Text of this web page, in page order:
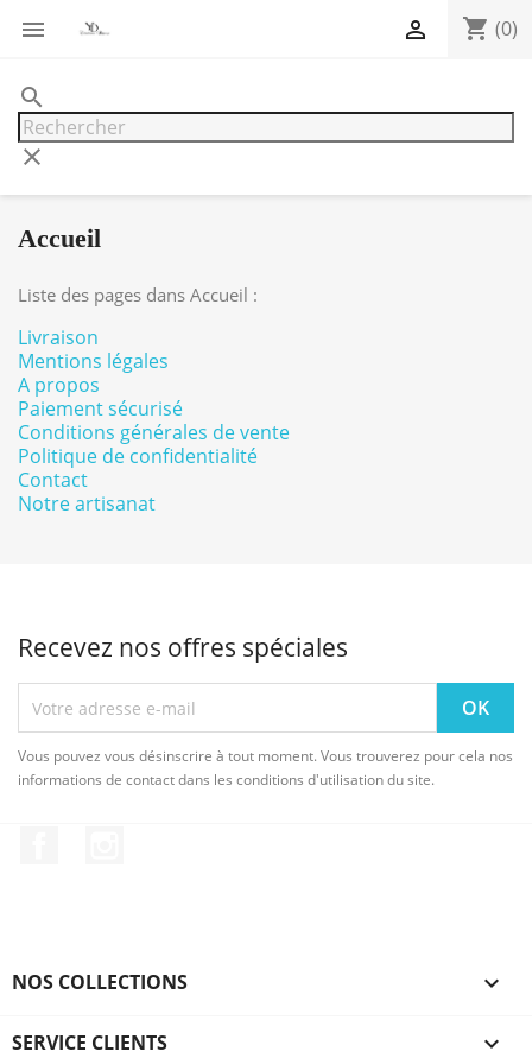
 shopping_cart (0)

search
clear
Accueil
Liste des pages dans Accueil :
Livraison
Mentions légales
A propos
Paiement sécurisé
Conditions générales de vente
Politique de confidentialité
Contact
Notre artisanat
Recevez nos offres spéciales
Vous pouvez vous désinscrire à tout moment. Vous trouverez pour cela nos
informations de contact dans les conditions d'utilisation du site.
NOS COLLECTIONS 
SERVICE CLIENTS 